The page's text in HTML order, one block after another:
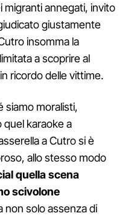
migranti annegati, invito
giustamente
insomma la
a scoprire al
ricordo delle vittime.
moralisti,
karaoke a
a Cutro si è
allo stesso modo
quella scena
scivolone
non solo assenza di